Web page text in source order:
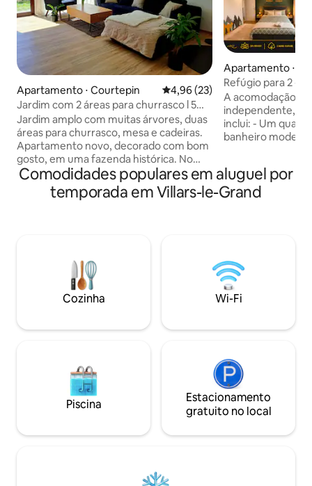
Apartamento ⋅ Courtepin 4,96 de uma avaliação média
4,96 (23)
Jardim com 2 áreas para churrasco l 5
minutos do lago
Jardim amplo com muitas árvores, duas
áreas para churrasco, mesa e cadeiras.
Apartamento novo, decorado com bom
gosto, em uma fazenda histórica. No
térreo, com acesso direto ao jardim. Em
dez minutos, você chega ao centro
histórico turístico de Murten, ao centro
cama, etc. Também oferecemos
possíveis serviços de transporte para a
estação de trem mais próxima, se
Apartamento ⋅
Refúgio para 2 -
jacuzzi opcional
A acomodação é
independente,
inclui: - Um quarto confortável - 1
banheiro
vista
vagas de
acomodação:
padaria.
Comodidades populares em aluguel por
temporada em Villars-le-Grand
Cozinha Wi-Fi
Piscina
Estacionamento
gratuito no local